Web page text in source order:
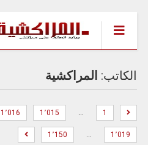
الكاتب: المراكشية
1
… 1٬015 1٬016
1٬019 … 1٬150